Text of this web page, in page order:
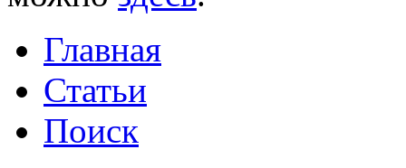
Главная
Статьи
Поиск